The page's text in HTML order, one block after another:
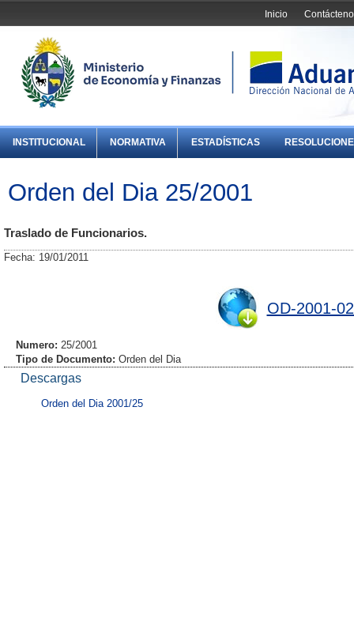
Inicio
INSTITUCIONAL NORMATIVA ESTADÍSTICAS
Orden del Dia 25/2001
Traslado de Funcionarios.
Fecha: 19/01/2011
OD-2001-
Numero: 25/2001
Tipo de Documento: Orden del Dia
Descargas
Orden del Dia 2001/25